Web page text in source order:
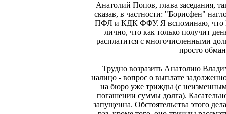
Анатолий Попов, глава заседания,
сказав, в частности: "Борисфен"
ПФЛ и КДК ФФУ. Я вспоминаю, что
лично, что как только получит
расплатится с многочисленными
просто
Трудно возразить Анатолию
налицо - вопрос о выплате
на бюро уже трижды (с
погашении суммы долга).
запущенна. Обстоятельства этого